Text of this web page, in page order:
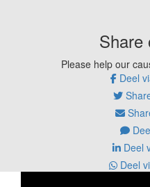
Share
Please help our
Deel
Deel
Deel